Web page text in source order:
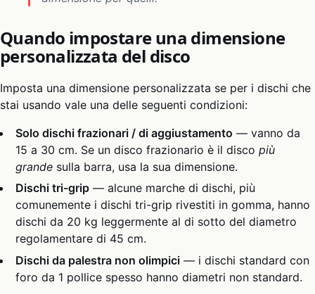
Quando impostare una dimensione
personalizzata del disco
Imposta una dimensione personalizzata se per i dischi che
stai usando vale una delle seguenti condizioni:
Solo dischi frazionari / di aggiustamento — vanno da
15 a 30 cm. Se un disco frazionario è il discopiù
grande sulla barra, usa la sua dimensione.
Dischi tri-grip — alcune marche di dischi, più
comunemente i dischi tri-grip rivestiti in gomma, hanno
dischi da 20 kg leggermente al di sotto del diametro
regolamentare di 45 cm.
Dischi da palestra non olimpici — i dischi standard con
foro da 1 pollice spesso hanno diametri non standard.